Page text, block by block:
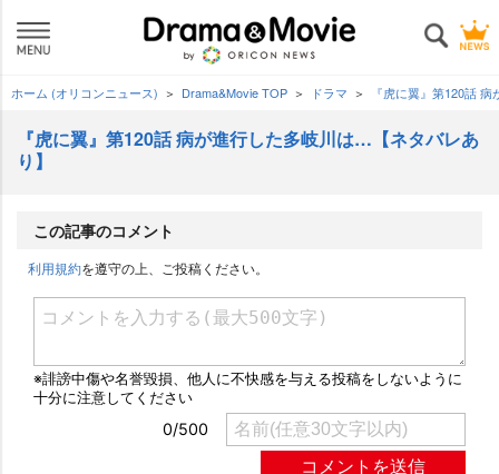
ホーム (オリコンニュース) Drama&Movie TOP ドラマ 『虎に翼』第120話
『虎に翼』第120話 病が進行した多岐川は…【ネタバレあ
り】
この記事のコメント
利用規約を遵守の上、ご投稿ください。